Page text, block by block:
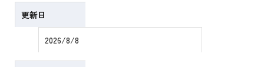
更新日
2026/8/8